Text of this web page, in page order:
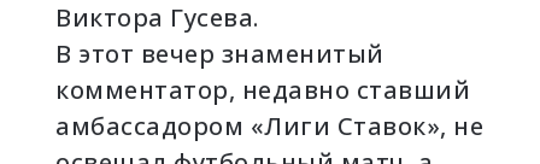
Виктора Гусева.
В этот вечер знаменитый
комментатор, недавно ставший
амбассадором «Лиги Ставок», не